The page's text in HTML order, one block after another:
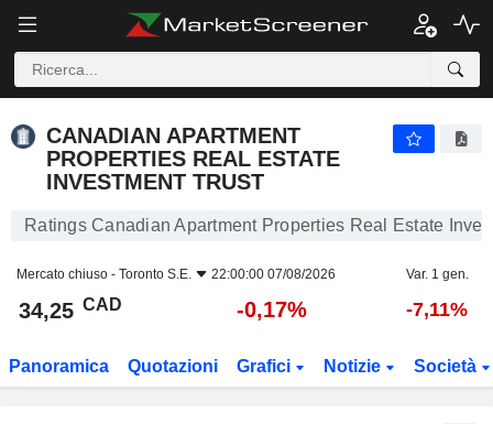
CANADIAN APARTMENT
PROPERTIES REAL ESTATE
INVESTMENT TRUST
Ratings Canadian Apartment Properties Real Estate
Mercato chiuso - Toronto S.E. 22:00:00 07/08/2026 Var. 1 gen.
34,25 CAD -0,17% -7,11%
Panoramica Quotazioni Grafici Notizie Società